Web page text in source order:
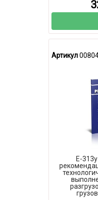
Артикул
Е-